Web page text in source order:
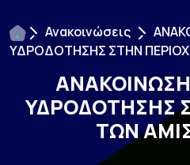
Ανακοινώσεις
ΥΔΡΟΔΟΤΗΣΗΣ ΣΤΗΝ
ΥΔΡΟΔΟΤΗΣΗΣ
ΤΩΝ